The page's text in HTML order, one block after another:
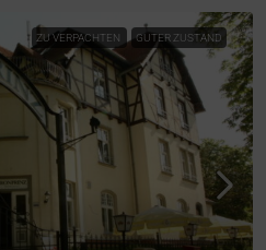
ZU VERPACHTEN GUTER ZUSTAND